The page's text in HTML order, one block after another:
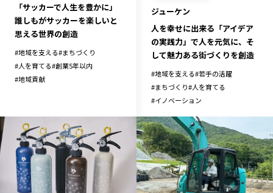
「サッカーで人生を豊かに」
誰しもがサッカーを楽しいと
思える世界の創造
#地域を支える#まちづくり
#人を育てる#創業5年以内
#地域貢献
ジューケン
人を幸せに出来る「アイデア
の実践力」で人を元気に、そ
して魅力ある街づくりを創造
#地域を支える#若手の活躍
#まちづくり#人を育てる
#イノベーション